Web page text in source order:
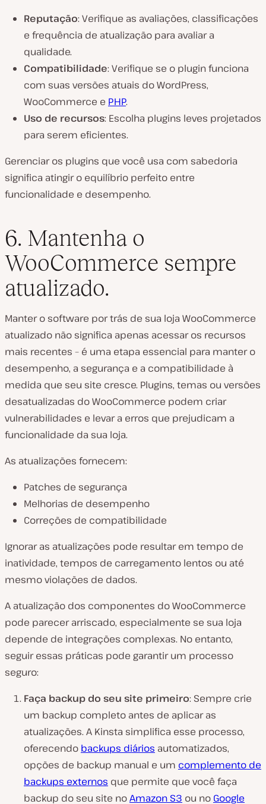
Reputação: Verifique as avaliações, classificações
e frequência de atualização para avaliar a
qualidade.
Compatibilidade: Verifique se o plugin funciona
com suas versões atuais do WordPress,
WooCommerce e PHP.
Uso de recursos: Escolha plugins leves projetados
para serem eficientes.
Gerenciar os plugins que você usa com sabedoria
significa atingir o equilíbrio perfeito entre
funcionalidade e desempenho.
6. Mantenha o
WooCommerce sempre
atualizado.
Manter o software por trás de sua loja WooCommerce
atualizado não significa apenas acessar os recursos
mais recentes – é uma etapa essencial para manter o
desempenho, a segurança e a compatibilidade à
medida que seu site cresce. Plugins, temas ou versões
desatualizadas do WooCommerce podem criar
vulnerabilidades e levar a erros que prejudicam a
funcionalidade da sua loja.
As atualizações fornecem:
Patches de segurança
Melhorias de desempenho
Correções de compatibilidade
Ignorar as atualizações pode resultar em tempo de
inatividade, tempos de carregamento lentos ou até
mesmo violações de dados.
A atualização dos componentes do WooCommerce
pode parecer arriscado, especialmente se sua loja
depende de integrações complexas. No entanto,
seguir essas práticas pode garantir um processo
seguro:
Faça backup do seu site primeiro: Sempre crie
um backup completo antes de aplicar as
atualizações. A Kinsta simplifica esse processo,
oferecendo backups diários automatizados,
opções de backup manual e um complemento de
backups externos que permite que você faça
backup do seu site noAmazon S3 ou no Google